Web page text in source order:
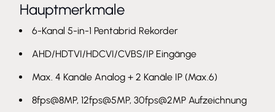
Hauptmerkmale
6-Kanal 5-in-1 Pentabrid Rekorder
AHD/HDTVI/HDCVI/CVBS/IP Eingänge
Max. 4 Kanäle Analog + 2 Kanäle IP (Max.6)
8fps@8MP, 12fps@5MP, 30fps@2MP Aufzeichnung